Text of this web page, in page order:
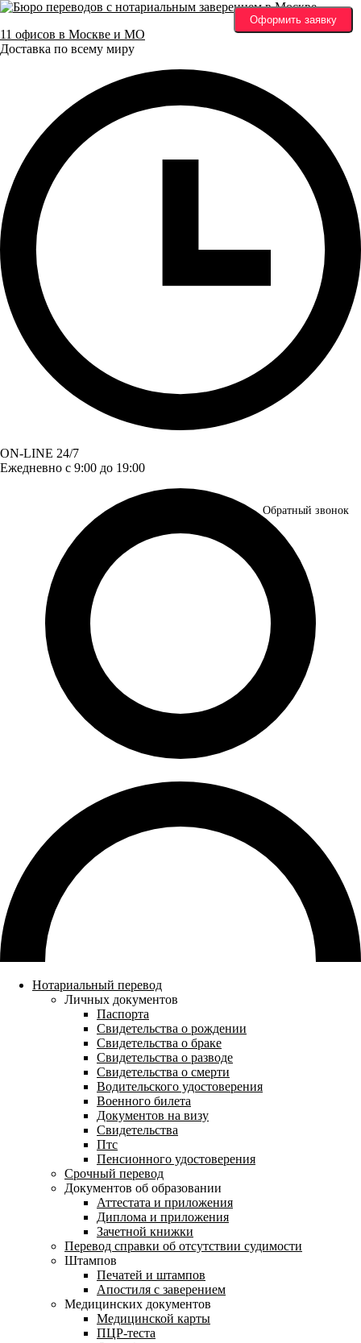
11 офисов в Москве и МО
Доставка по всему миру
ON-LINE 24/7
Ежедневно с 9:00 до 19:00
Оформить заявку
Обратный звонок
Нотариальный перевод
Личных документов
Паспорта
Свидетельства о рождении
Свидетельства о браке
Свидетельства о разводе
Свидетельства о смерти
Водительского удостоверения
Военного билета
Документов на визу
Свидетельства
Птс
Пенсионного удостоверения
Срочный перевод
Документов об образовании
Аттестата и приложения
Диплома и приложения
Зачетной книжки
Перевод справки об отсутствии судимости
Штампов
Печатей и штампов
Апостиля с заверением
Медицинских документов
Медицинской карты
ПЦР-теста